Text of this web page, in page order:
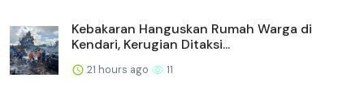
Kebakaran Hanguskan Rumah Warga di
Kendari, Kerugian Ditaksi...
21 hours ago 11